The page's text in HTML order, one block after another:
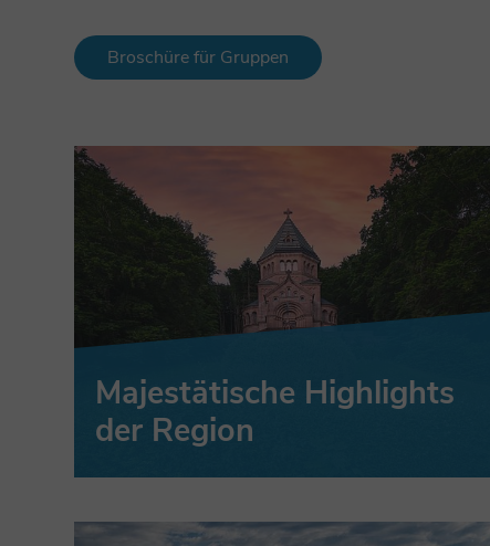
Broschüre für Gruppen
Majestätische Highlights
der Region